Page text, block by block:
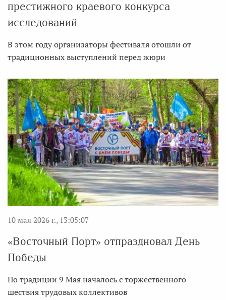
престижного краевого конкурса
исследований
В этом году организаторы фестиваля отошли от
традиционных выступлений перед жюри
10 мая 2026 г., 13:05:07
«Восточный Порт» отпраздновал День
Победы
По традиции 9 Мая началось с торжественного
шествия трудовых коллективов